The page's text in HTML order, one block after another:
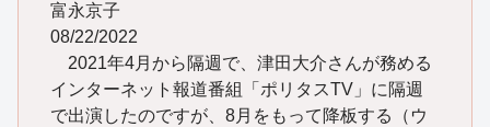
富永京子
08/22/2022
2021年4月から隔週で、津田大介さんが務める
インターネット報道番組「ポリタスTV」に隔週
で出演したのですが、8月をもって降板する（ウ